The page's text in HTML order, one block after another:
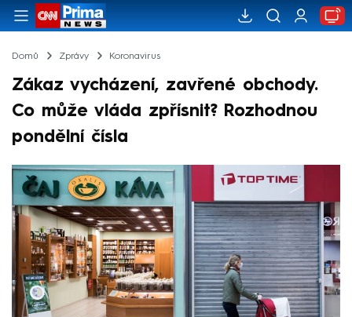
Domů Zprávy Koronavirus
Zákaz vycházení, zavřené obchody.
Co může vláda zpřísnit? Rozhodnou
pondělní čísla